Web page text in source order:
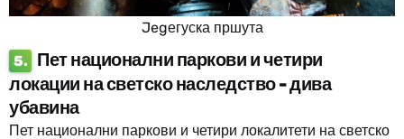
Jegегуска пршута
5.
Пет национални паркови и четири
локации на светско наследство - дива
убавина
Пет национални паркови и четири локалитети на светско